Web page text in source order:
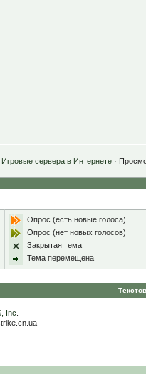
на
более
Игровые сервера в Интернете·
Опрос (есть новые голоса)
Опрос (нет новых голосов)
Закрытая тема
Тема перемещена
Inc